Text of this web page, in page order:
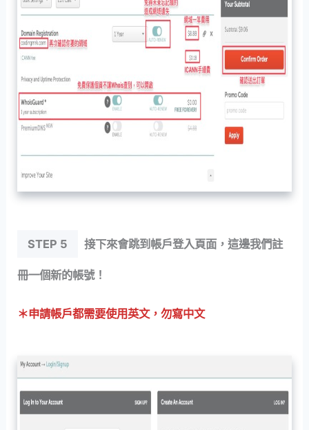
STEP 5 接下來會跳到帳戶登入頁面，這邊我們註
冊一個新的帳號！
＊申請帳戶都需要使用英文，勿寫中文